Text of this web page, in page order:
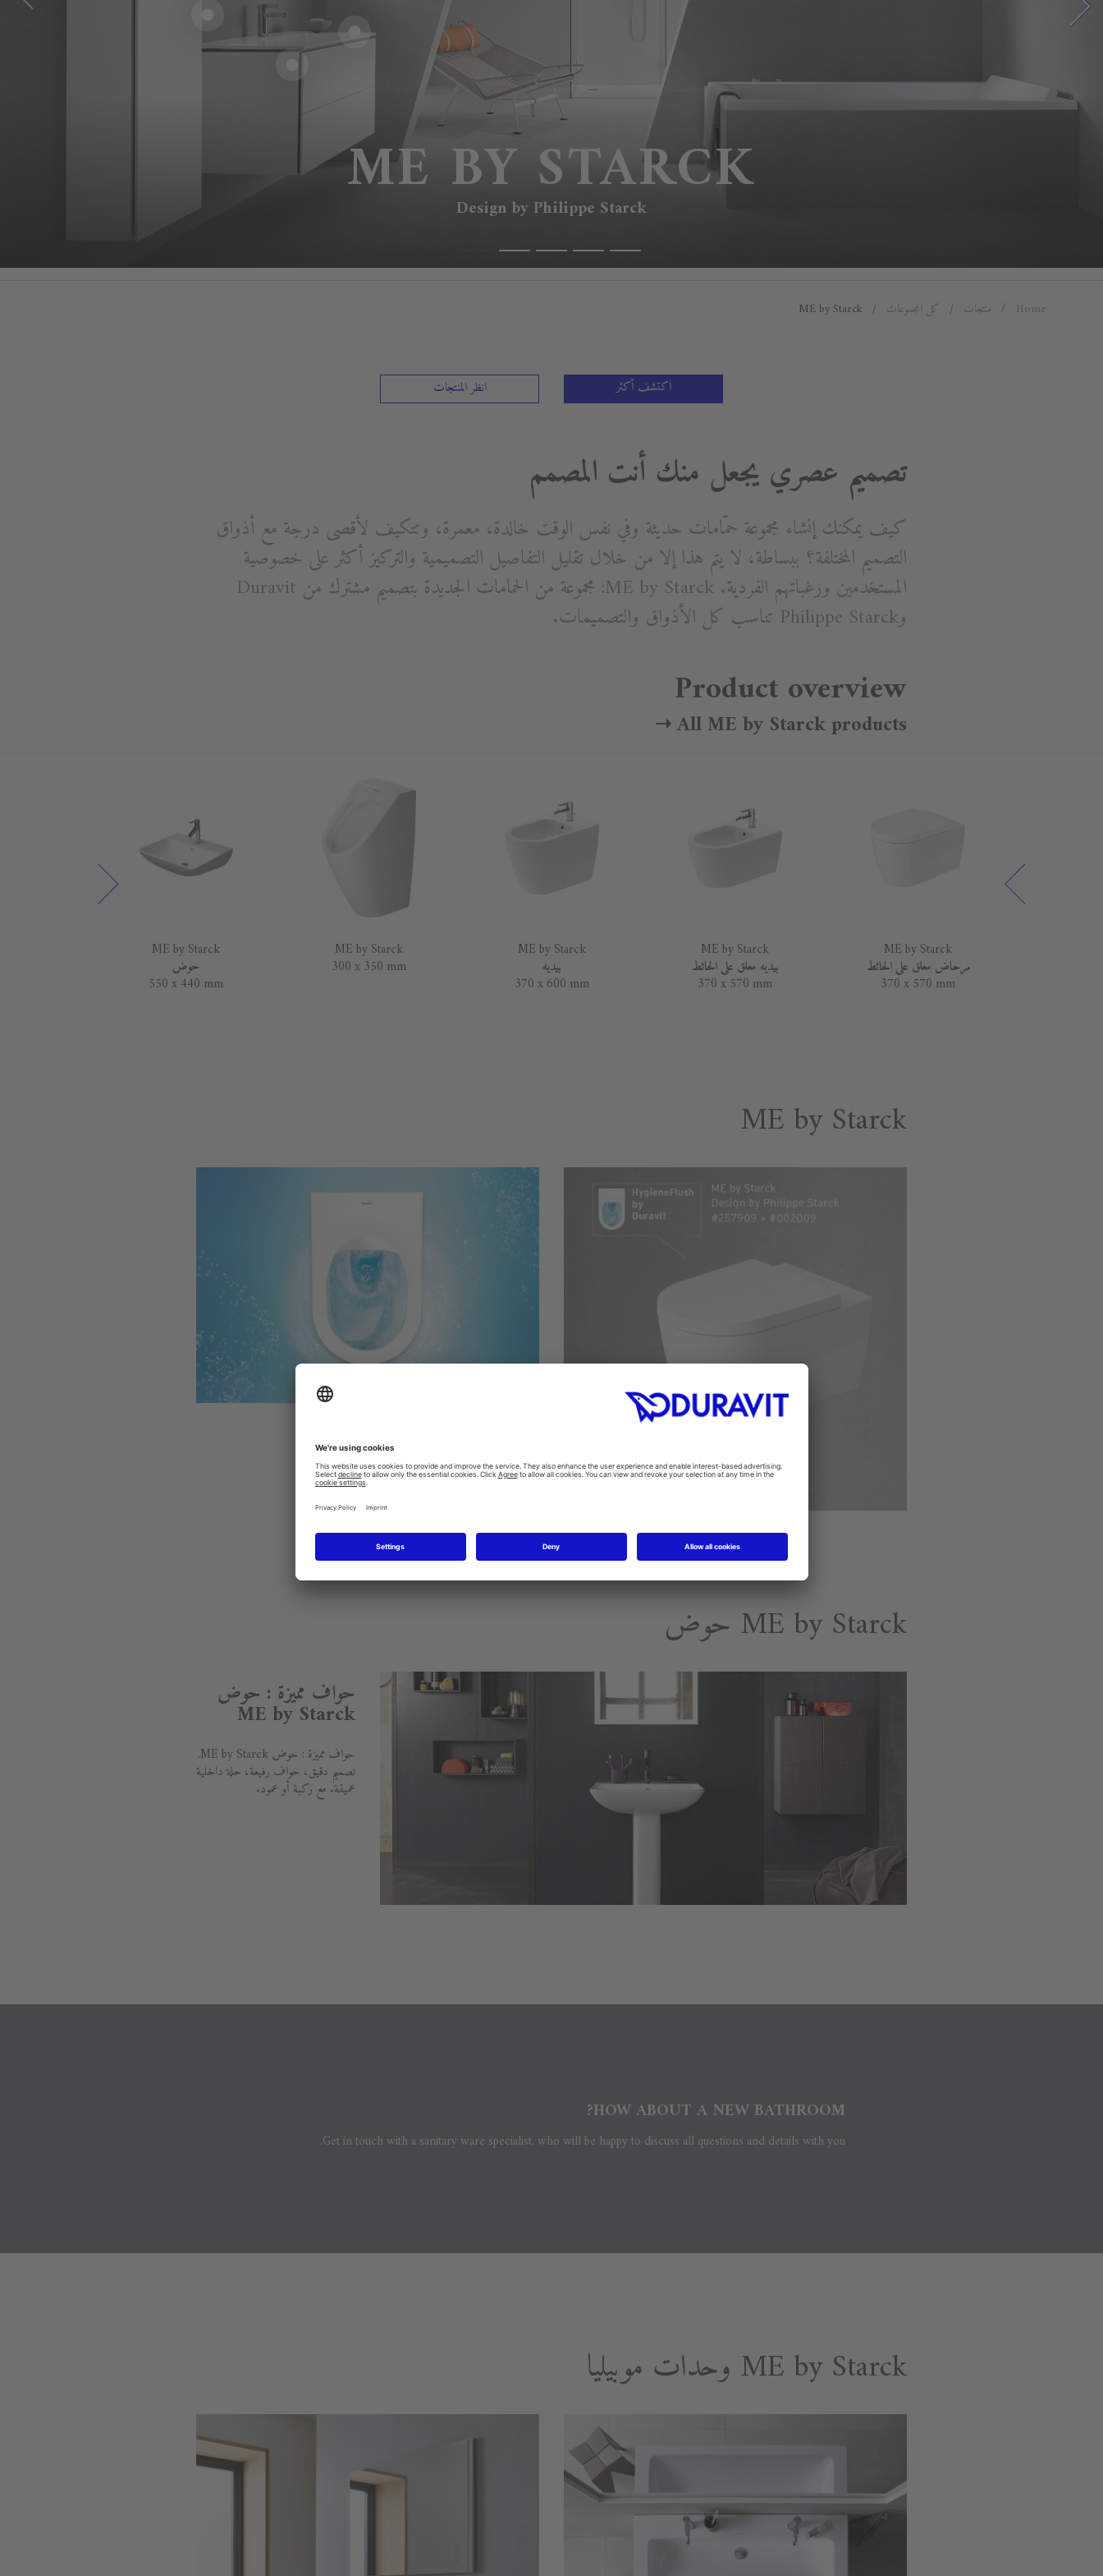
ME BY STARCK
Design by Philippe Starck
Home منتجات كل المجموعات ME by Starck
اكتشف أكثر انظر المنتجات
تصميم عصري يجعل منك أنت المصمم
كيف يمكنك إنشاء مجموعة حمّامات حديثة وفي نفس الوقت خالدة، معمرة، وتتكيف لأقصى درجة مع أذواق
التصميم المختلفة؟ ببساطة، لا يتم هذا إلا من خلال تقليل التفاصيل التصميمية والتركيز أكثر على خصوصية
المستخدمين ورغباتهم الفردية. ME by Starck: مجموعة من الحمامات الجديدة بتصميم مشترك من Duravit
وPhilippe Starck تناسب كل الأذواق والتصميمات.
Product overview
All ME by Starck products ➝
ME by Starck
مرحاض معلق على الحائط
370 x 570 mm
ME by Starck
بيديه معلق على الحائط
370 x 570 mm
ME by Starck
بيديه
370 x 600 mm
ME by Starck
300 x 350 mm
ME by Starck
حوض
550 x 440 mm
ME by Starck
ME by Starck حوض
حواف مميزة : حوض
ME by Starck
حواف مميزة : حوض ME by Starck.
تصميم دقيق، حواف رفيعة، حلة داخلية
عميقة. مع ركبة أو عمود.
HOW ABOUT A NEW BATHROOM?
Get in touch with a sanitary ware specialist, who will be happy to discuss all questions and details with you.
ME by Starck وحدات موبيليا